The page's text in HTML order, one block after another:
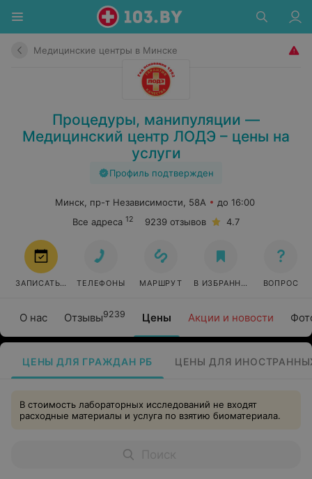
Медицинские центры в Минске
Процедуры, манипуляции —
Медицинский центр ЛОДЭ – цены на
услуги
Профиль подтвержден
О нас Отзывы9239 Цены Акции и новости
Минск, пр-т Независимости, 58А
до 16:00
Все адреса 12 9239 отзывов 4.7
ЗАПИСАТЬСЯ ТЕЛЕФОНЫ МАРШРУТ В ИЗБРАННОЕ ВОПРОС
ЦЕНЫ ДЛЯ ГРАЖДАН РБ ЦЕНЫ ДЛЯ
В стоимость лабораторных исследований не входят
расходные материалы и услуга по взятию биоматериала.